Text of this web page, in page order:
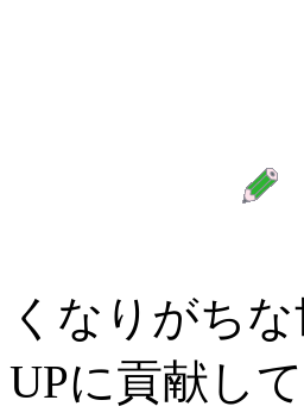
今年は
くなりがち
UPに貢献し